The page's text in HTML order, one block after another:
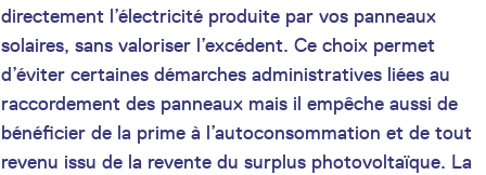
directement l’électricité produite par vos panneaux
solaires, sans valoriser l’excédent. Ce choix permet
d’éviter certaines démarches administratives liées au
raccordement des panneaux mais il empêche aussi de
bénéficier de la prime à l’autoconsommation et de tout
revenu issu de la revente du surplus photovoltaïque. La